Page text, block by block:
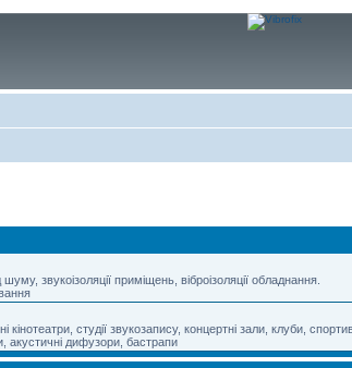
звукоізоляції приміщень, віброізоляції обладнання.
студії звукозапису, концертні зали, клуби,
акустичні дифузори, бастрапи